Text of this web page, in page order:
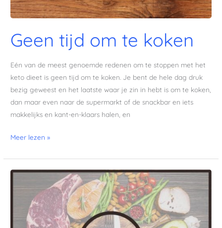
Geen tijd om te koken
Eén van de meest genoemde redenen om te stoppen met het
keto dieet is geen tijd om te koken. Je bent de hele dag druk
bezig geweest en het laatste waar je zin in hebt is om te koken,
dan maar even naar de supermarkt of de snackbar en iets
makkelijks en kant-en-klaars halen, en
Meer lezen »
Nieuwe
start